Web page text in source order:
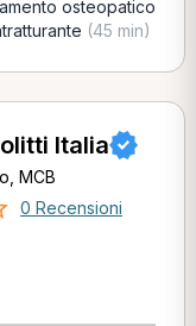
osteopatico
(45 min)
Italia
MCB
0 Recensioni